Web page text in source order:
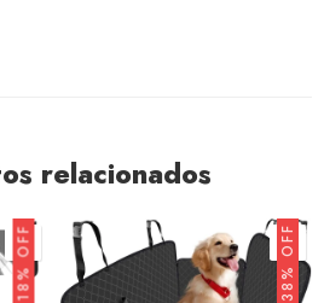
relacionados
18% OFF 38% OFF